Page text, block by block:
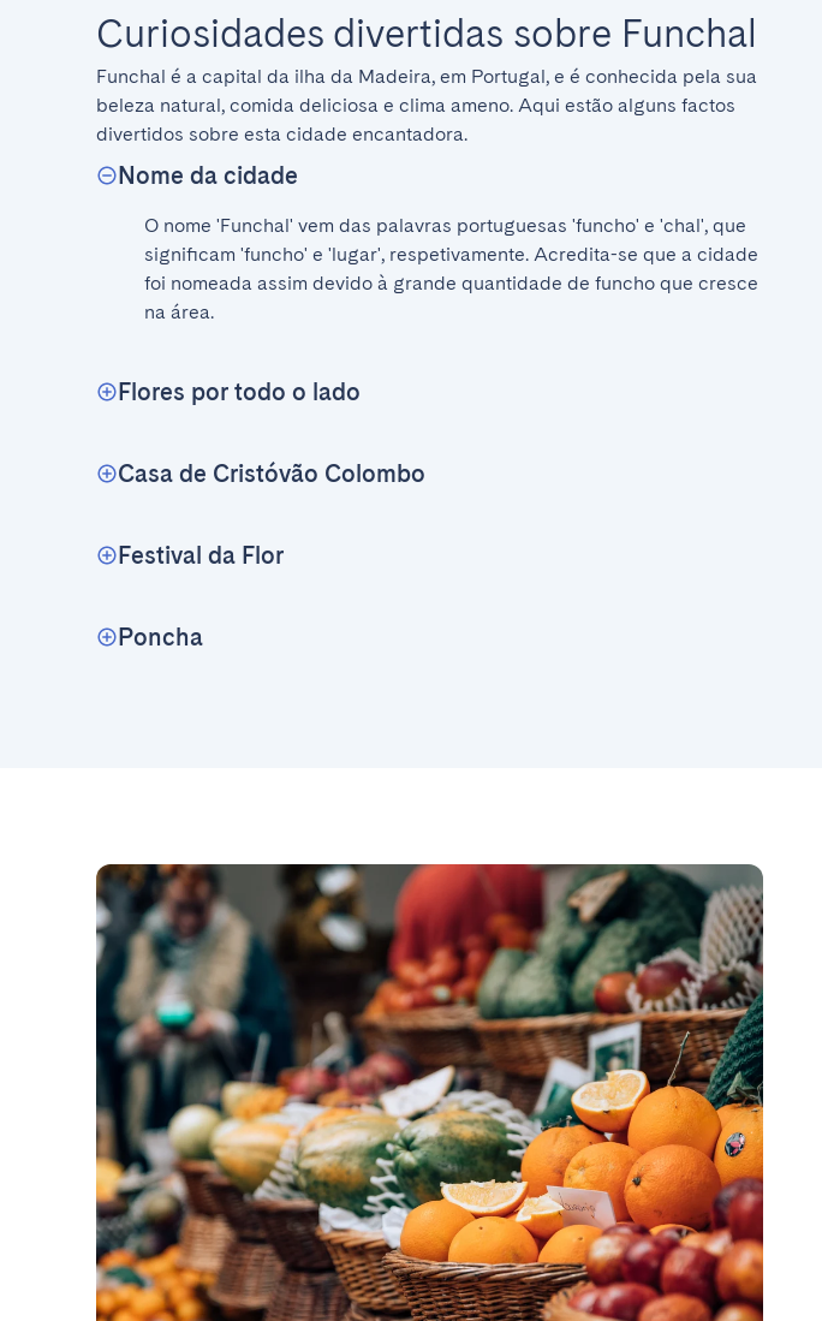
Curiosidades divertidas sobre Funchal
Funchal é a capital da ilha da Madeira, em Portugal, e é conhecida pela sua
beleza natural, comida deliciosa e clima ameno. Aqui estão alguns factos
divertidos sobre esta cidade encantadora.
Nome da cidade
O nome 'Funchal' vem das palavras portuguesas 'funcho' e 'chal', que
significam 'funcho' e 'lugar', respetivamente. Acredita-se que a cidade
foi nomeada assim devido à grande quantidade de funcho que cresce
na área.
Flores por todo o lado
Casa de Cristóvão Colombo
Festival da Flor
Poncha